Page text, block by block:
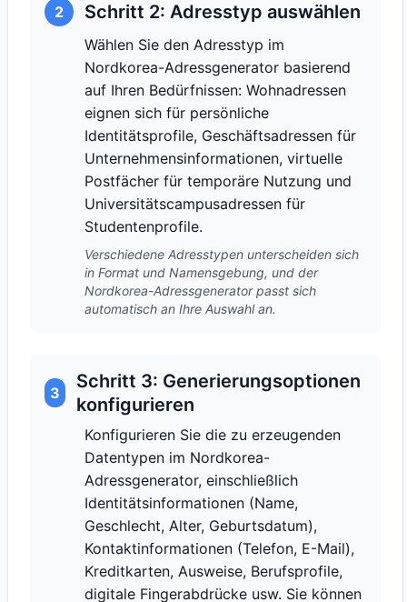
2 Schritt 2: Adresstyp auswählen
Wählen Sie den Adresstyp im
Nordkorea-Adressgenerator basierend
auf Ihren Bedürfnissen: Wohnadressen
eignen sich für persönliche
Identitätsprofile, Geschäftsadressen für
Unternehmensinformationen, virtuelle
Postfächer für temporäre Nutzung und
Universitätscampusadressen für
Studentenprofile.
Verschiedene Adresstypen unterscheiden sich
in Format und Namensgebung, und der
Nordkorea-Adressgenerator passt sich
automatisch an Ihre Auswahl an.
3
Schritt 3: Generierungsoptionen
konfigurieren
Konfigurieren Sie die zu erzeugenden
Datentypen im Nordkorea-
Adressgenerator, einschließlich
Identitätsinformationen (Name,
Geschlecht, Alter, Geburtsdatum),
Kontaktinformationen (Telefon, E-Mail),
Kreditkarten, Ausweise, Berufsprofile,
digitale Fingerabdrücke usw. Sie können